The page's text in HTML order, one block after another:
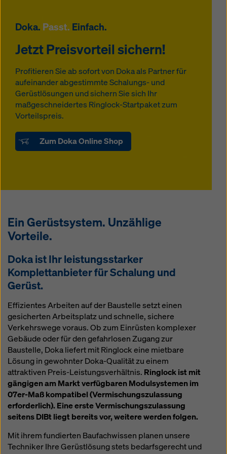
Doka. Passt. Einfach.
Jetzt Preisvorteil sichern!
Profitieren Sie ab sofort von Doka als Partner für
aufeinander abgestimmte Schalungs- und
Gerüstlösungen und sichern Sie sich Ihr
maßgeschneidertes Ringlock-Startpaket zum
Vorteilspreis.
Zum Doka Online Shop
Ein Gerüstsystem. Unzählige
Vorteile.
Doka ist Ihr leistungsstarker
Komplettanbieter für Schalung und
Gerüst.
Effizientes Arbeiten auf der Baustelle setzt einen
gesicherten Arbeitsplatz und schnelle, sichere
Verkehrswege voraus. Ob zum Einrüsten komplexer
Gebäude oder für den gefahrlosen Zugang zur
Baustelle, Doka liefert mit Ringlock eine mietbare
Lösung in gewohnter Doka-Qualität zu einem
attraktiven Preis-Leistungsverhältnis. Ringlock ist mit
gängigen am Markt verfügbaren Modulsystemen im
07er-Maß kompatibel (Vermischungszulassung
erforderlich). Eine erste Vermischungszulassung
seitens DIBt liegt bereits vor, weitere werden folgen.
Mit ihrem fundierten Baufachwissen planen unsere
Techniker Ihre Gerüstlösung stets bedarfsgerecht und